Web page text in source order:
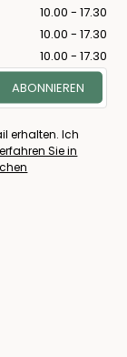
10.00 - 17.30
10.00 - 17.30
10.00 - 17.30
erhalten. Ich
Sie in